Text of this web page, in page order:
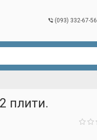
(093) 332-67-56
плити.